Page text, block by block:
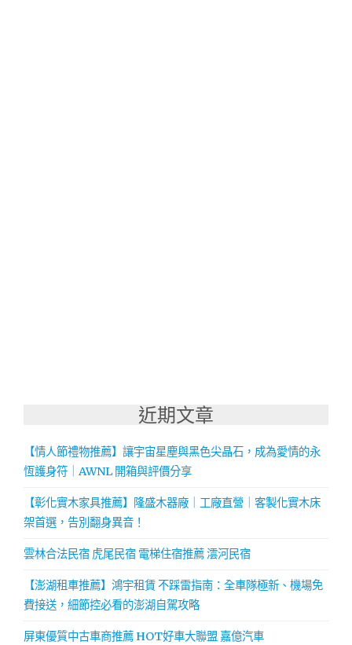
近期文章
【情人節禮物推薦】讓宇宙星塵與黑色尖晶石，成為愛情的永
恆護身符｜AWNL 開箱與評價分享
【彰化實木家具推薦】隆盛木器廠｜工廠直營｜客製化實木床
架首選，告別翻身異音！
雲林合法民宿 虎尾民宿 電梯住宿推薦 澐河民宿
【澎湖租車推薦】鴻宇租賃 不踩雷指南：全車隊極新、機場免
費接送，細節控必看的澎湖自駕攻略
屏東優質中古車商推薦 HOT好車大聯盟 嘉億汽車